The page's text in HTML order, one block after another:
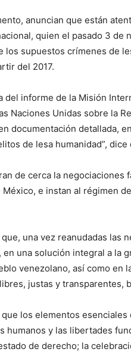
anuncian que están
quien el pasado 3 de
los supuestos crímenes de
del 2017.
del informe de la Misión
Naciones Unidas sobre la
documentación detallada,
de lesa humanidad”, dice
de cerca la
México, e instan al régimen
que, una vez reanudadas las
en una solución integral a la
venezolano, así como en
justas y transparentes,
que los elementos
humanos y las libertades
de derecho; la